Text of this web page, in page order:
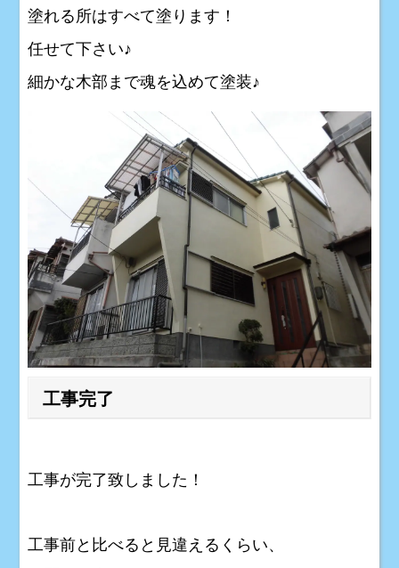
塗れる所はすべて塗ります！
任せて下さい♪
細かな木部まで魂を込めて塗装♪
工事完了
工事が完了致しました！
工事前と比べると見違えるくらい、